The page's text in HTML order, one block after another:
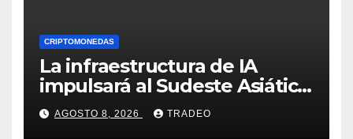
CRIPTOMONEDAS
La infraestructura de IA
impulsará al Sudeste Asiático,
destaca United Overseas
Bank
AGOSTO 8, 2026 TRADEO